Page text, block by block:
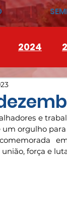
2024
e
orgulho para
união, força e